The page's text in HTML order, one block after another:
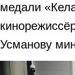
медали
Усманову